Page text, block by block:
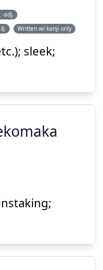
Show answer
-adj.
Written w/ kanji only
sleek;
め